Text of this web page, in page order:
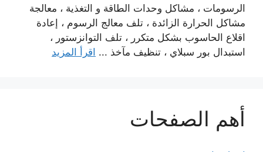
الرسومات ، مشاكل وحدات الطاقة و التغذية ، معالجة
مشاكل الحرارة الزائدة ، تلف معالج الرسوم ، إعادة
اقلاع الحاسوب بشكل متكرر ، تلف التوانزستور ،
استبدال بور سبلاي ، تنظيف مآخذ ... اقرأ المزيد
أهم الصفحات